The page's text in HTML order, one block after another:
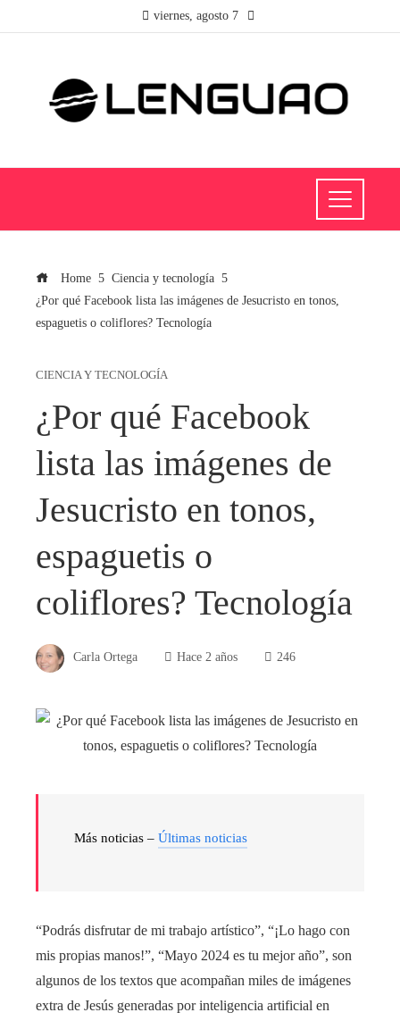
viernes, agosto 7
Home
Ciencia y tecnología
¿Por qué Facebook lista las imágenes de Jesucristo en tonos,
espaguetis o coliflores? Tecnología
CIENCIA Y TECNOLOGÍA
¿Por qué Facebook
lista las imágenes de
Jesucristo en tonos,
espaguetis o
coliflores? Tecnología
Carla Ortega Hace 2 años 246
Más noticias – Últimas noticias
“Podrás disfrutar de mi trabajo artístico”, “¡Lo hago con
mis propias manos!”, “Mayo 2024 es tu mejor año”, son
algunos de los textos que acompañan miles de imágenes
extra de Jesús generadas por inteligencia artificial en